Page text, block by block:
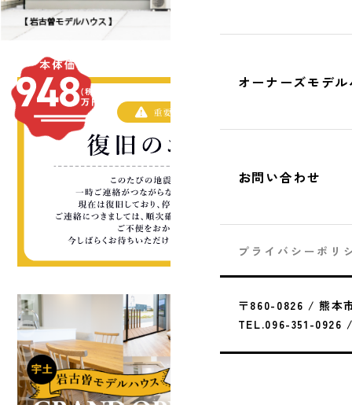
オーナーズモデ
お問い合わせ
プライバシーポリ
〒860-0826 / 熊本
TEL.096-351-0926